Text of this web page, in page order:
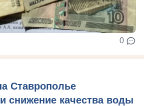
0
Ставрополье
снижение качества воды